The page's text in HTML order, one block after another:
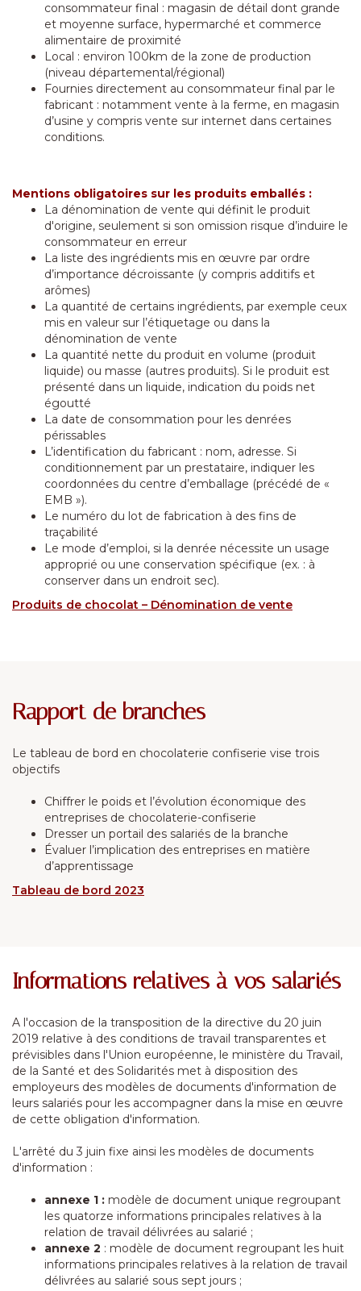
consommateur final : magasin de détail dont grande
et moyenne surface, hypermarché et commerce
alimentaire de proximité
Local : environ 100km de la zone de production
(niveau départemental/régional)
Fournies directement au consommateur final par le
fabricant : notamment vente à la ferme, en magasin
d’usine y compris vente sur internet dans certaines
conditions.
Mentions obligatoires sur les produits emballés :
La dénomination de vente qui définit le produit
d'origine, seulement si son omission risque d’induire le
consommateur en erreur
La liste des ingrédients mis en œuvre par ordre
d’importance décroissante (y compris additifs et
arômes)
La quantité de certains ingrédients, par exemple ceux
mis en valeur sur l’étiquetage ou dans la
dénomination de vente
La quantité nette du produit en volume (produit
liquide) ou masse (autres produits). Si le produit est
présenté dans un liquide, indication du poids net
égoutté
La date de consommation pour les denrées
périssables
L’identification du fabricant : nom, adresse. Si
conditionnement par un prestataire, indiquer les
coordonnées du centre d’emballage (précédé de «
EMB »).
Le numéro du lot de fabrication à des fins de
traçabilité
Le mode d’emploi, si la denrée nécessite un usage
approprié ou une conservation spécifique (ex. : à
conserver dans un endroit sec).
Produits de chocolat – Dénomination de vente
Rapport de branches
Le tableau de bord en chocolaterie confiserie vise trois
objectifs
Chiffrer le poids et l’évolution économique des
entreprises de chocolaterie-confiserie
Dresser un portail des salariés de la branche
Évaluer l’implication des entreprises en matière
d’apprentissage
Tableau de bord 2023
Informations relatives à vos salariés
A l'occasion de la transposition de la directive du 20 juin
2019 relative à des conditions de travail transparentes et
prévisibles dans l'Union européenne, le ministère du Travail,
de la Santé et des Solidarités met à disposition des
employeurs des modèles de documents d'information de
leurs salariés pour les accompagner dans la mise en œuvre
de cette obligation d'information.
L'arrêté du 3 juin fixe ainsi les modèles de documents
d'information :
annexe 1 : modèle de document unique regroupant
les quatorze informations principales relatives à la
relation de travail délivrées au salarié ;
annexe 2 : modèle de document regroupant les huit
informations principales relatives à la relation de travail
délivrées au salarié sous sept jours ;